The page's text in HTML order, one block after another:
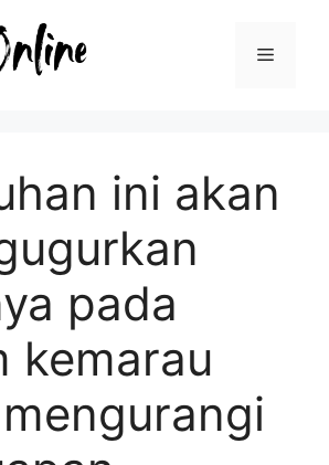
Menu
ini akan
pada
kemarau